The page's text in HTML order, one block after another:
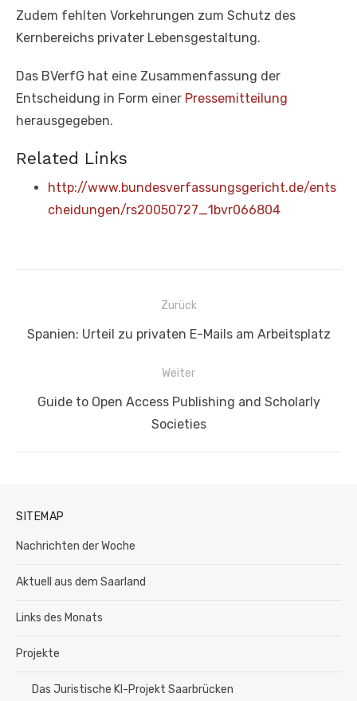
Zudem fehlten Vorkehrungen zum Schutz des
Kernbereichs privater Lebensgestaltung.
Das BVerfG hat eine Zusammenfassung der
Entscheidung in Form einer Pressemitteilung
herausgegeben.
Related Links
http://www.bundesverfassungsgericht.de/ents
cheidungen/rs20050727_1bvr066804
Beitragsnavigation
Zurück
Vorheriger
Spanien: Urteil zu privaten E-Mails am Arbeitsplatz
Weiter
Nächster
Guide to Open Access Publishing and Scholarly
Societies
SITEMAP
Nachrichten der Woche
Aktuell aus dem Saarland
Links des Monats
Projekte
Das Juristische KI-Projekt Saarbrücken